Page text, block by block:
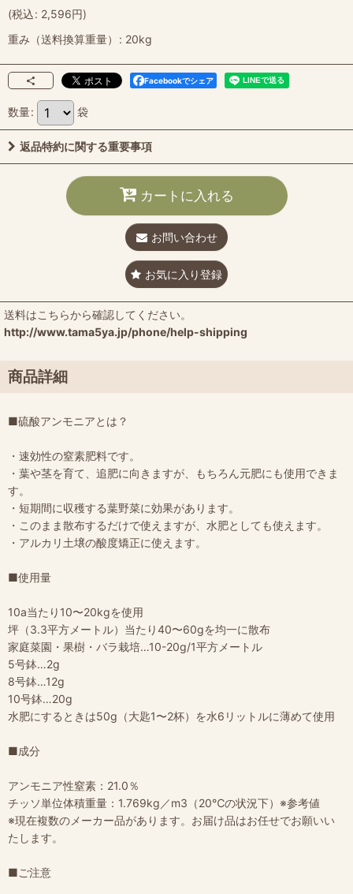
(税込: 2,596円)
重み（送料換算重量）
: 20kg
Facebookでシェア
数量: 袋
返品特約に関する重要事項
カートに入れる
お問い合わせ
お気に入り登録
送料はこちらから確認してください。
http://www.tama5ya.jp/phone/help-shipping
商品詳細
■硫酸アンモニアとは？
・速効性の窒素肥料です。
・葉や茎を育て、追肥に向きますが、もちろん元肥にも使用できま
す。
・短期間に収穫する葉野菜に効果があります。
・このまま散布するだけで使えますが、水肥としても使えます。
・アルカリ土壌の酸度矯正に使えます。
■使用量
10a当たり10〜20kgを使用
坪（3.3平方メートル）当たり40〜60gを均一に散布
家庭菜園・果樹・バラ栽培…10-20g/1平方メートル
5号鉢…2g
8号鉢…12g
10号鉢…20g
水肥にするときは50g（大匙1〜2杯）を水6リットルに薄めて使用
■成分
アンモニア性窒素：21.0％
チッソ単位体積重量：1.769kg／m3（20℃の状況下）※参考値
※現在複数のメーカー品があります。お届け品はお任せでお願いい
たします。
■ご注意